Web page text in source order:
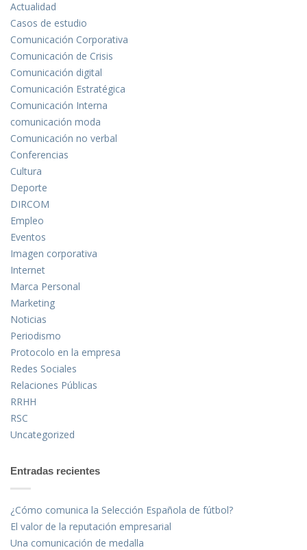
Actualidad
Casos de estudio
Comunicación Corporativa
Comunicación de Crisis
Comunicación digital
Comunicación Estratégica
Comunicación Interna
comunicación moda
Comunicación no verbal
Conferencias
Cultura
Deporte
DIRCOM
Empleo
Eventos
Imagen corporativa
Internet
Marca Personal
Marketing
Noticias
Periodismo
Protocolo en la empresa
Redes Sociales
Relaciones Públicas
RRHH
RSC
Uncategorized
Entradas recientes
¿Cómo comunica la Selección Española de fútbol?
El valor de la reputación empresarial
Una comunicación de medalla